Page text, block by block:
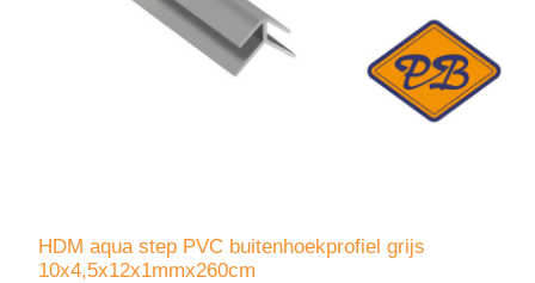
HDM aqua step PVC buitenhoekprofiel grijs
10x4,5x12x1mmx260cm